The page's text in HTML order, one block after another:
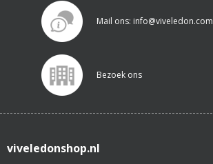
Mail ons: info@viveledon.com
Bezoek ons
viveledonshop.nl